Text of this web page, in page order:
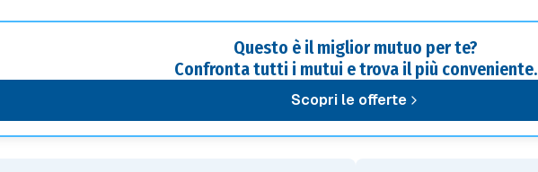
Questo è il miglior mutuo per te?
Confronta tutti i mutui e trova il più conveniente.
Scopri le offerte